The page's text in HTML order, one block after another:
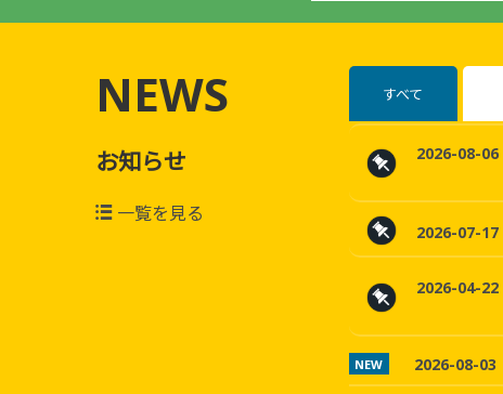
NEWS
お知らせ
一覧を見る
すべて
2026-08-06
2026-07-17
2026-04-22
NEW 2026-08-03